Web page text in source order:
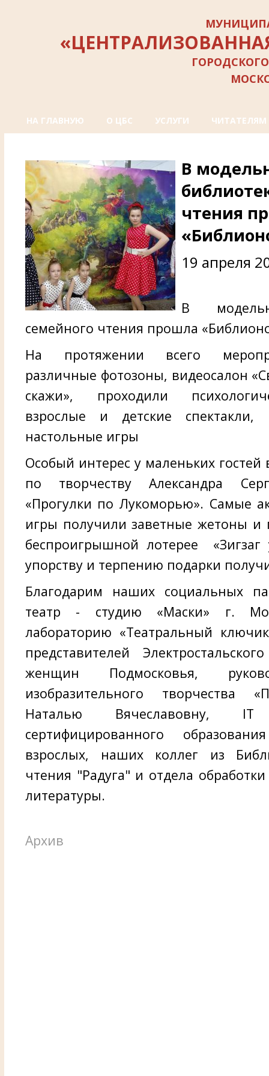
НА ГЛАВНУЮ О ЦБС УСЛУГИ ЧИТАТЕЛЯМ
В
чтения
19 апреля
В
семейного чтения прошла
На протяжении всего
различные фотозоны, видеосалон
скажи», проходили
взрослые и детские
настольные игры
Особый интерес у маленьких гостей
по творчеству Александра
«Прогулки по Лукоморью». Самые
игры получили заветные жетоны и
беспроигрышной лотерее «Зигзаг
упорству и терпению подарки
Благодарим наших социальных
театр - студию «Маски» г.
лабораторию «Театральный
представителей
женщин Подмосковья,
изобразительного творчества
Наталью Вячеславовну,
сертифицированного
взрослых, наших коллег из
чтения "Радуга" и отдела
литературы.
Архив